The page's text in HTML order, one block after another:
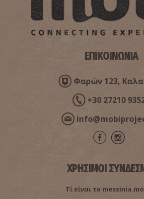
ΕΠΙΚΟΙΝΩΝΙΑ
Φαρών 123,
+30 27210
ΧΡΗΣΙΜΟΙ
Τί είναι το